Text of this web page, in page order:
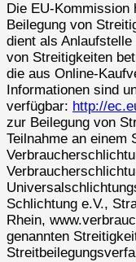
Die EU-
Beilegung von
dient als
von Streitigkeiten
die aus Online-
Informationen sind
verfügbar: http://
zur Beilegung von
Teilnahme an einem
Schlichtung e.V.,
Rhein,
genannten